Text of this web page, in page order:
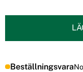
Beställningsvara